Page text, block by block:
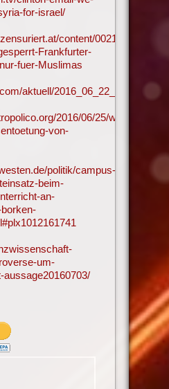
for-israel/
content/0021065-
Frankfurter-
fuer-Muslimas
aktuell/
2016/06/25/wegen-
von-
politik/campus-
beim-
an-
um-
aussage20160703/